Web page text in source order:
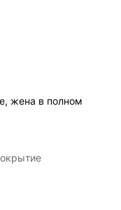
жена в полном